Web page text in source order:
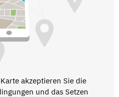
akzeptieren Sie die
und das Setzen